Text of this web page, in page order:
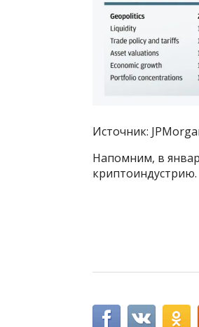
Источник:
Напомним, в
криптоиндустрию.